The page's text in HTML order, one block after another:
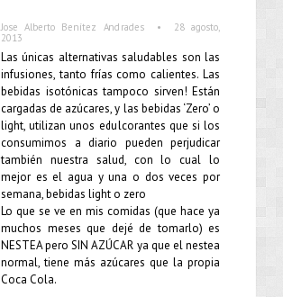
Jose Alberto Benítez Andrades •
28 agosto,
2013
Las únicas alternativas saludables son las
infusiones, tanto frías como calientes. Las
bebidas isotónicas tampoco sirven! Están
cargadas de azúcares, y las bebidas ‘Zero’ o
light, utilizan unos edulcorantes que si los
consumimos a diario pueden perjudicar
también nuestra salud, con lo cual lo
mejor es el agua y una o dos veces por
semana, bebidas light o zero
Lo que se ve en mis comidas (que hace ya
muchos meses que dejé de tomarlo) es
NESTEA pero SIN AZÚCAR ya que el nestea
normal, tiene más azúcares que la propia
Coca Cola.